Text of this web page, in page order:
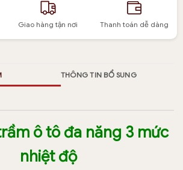
Giao hàng tận nơi Thanh toán dễ dàng
THÔNG TIN BỔ SUNG
ô tô đa năng 3 mức
nhiệt độ